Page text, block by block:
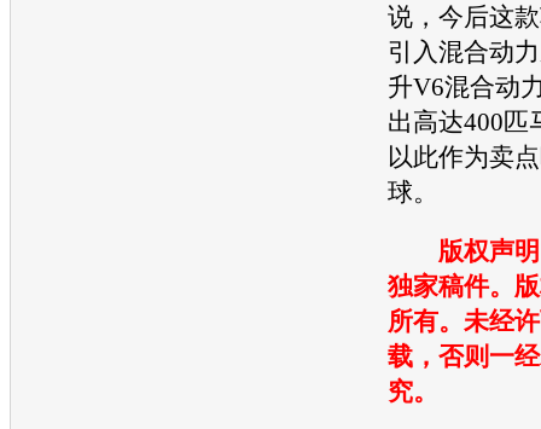
说，今后这
引入混合动
升V6混合动
出高达400匹
以此作为卖
球。
版权声
独家稿件。
所有。未经
载，否则一
究。